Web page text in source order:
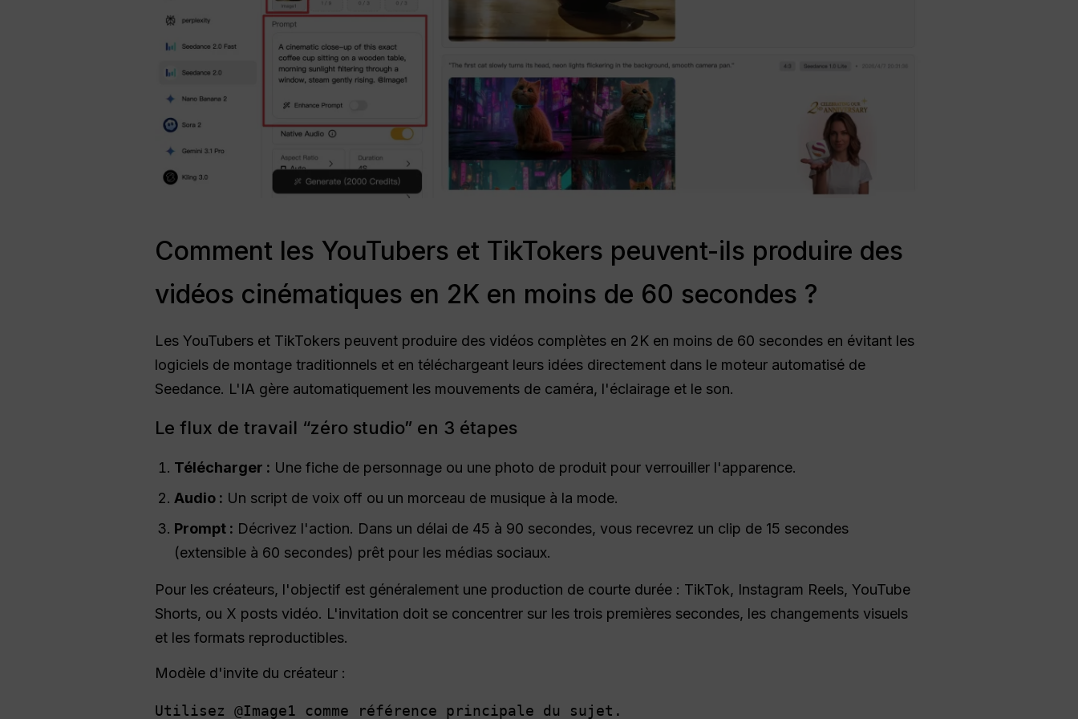
Comment les YouTubers et TikTokers peuvent-ils produire des
vidéos cinématiques en 2K en moins de 60 secondes ?
Les YouTubers et TikTokers peuvent produire des vidéos complètes en 2K en moins de 60 secondes en évitant les
logiciels de montage traditionnels et en téléchargeant leurs idées directement dans le moteur automatisé de
Seedance. L'IA gère automatiquement les mouvements de caméra, l'éclairage et le son.
Le flux de travail “zéro studio” en 3 étapes
Télécharger : Une fiche de personnage ou une photo de produit pour verrouiller l'apparence.
Audio : Un script de voix off ou un morceau de musique à la mode.
Prompt : Décrivez l'action. Dans un délai de 45 à 90 secondes, vous recevrez un clip de 15 secondes
(extensible à 60 secondes) prêt pour les médias sociaux.
Pour les créateurs, l'objectif est généralement une production de courte durée : TikTok, Instagram Reels, YouTube
Shorts, ou X posts vidéo. L'invitation doit se concentrer sur les trois premières secondes, les changements visuels
et les formats reproductibles.
Modèle d'invite du créateur :
Utilisez @Image1 comme référence principale du sujet.